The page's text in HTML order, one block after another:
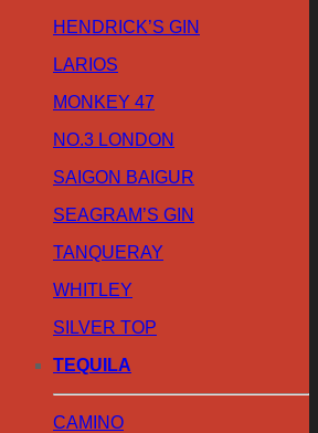
HENDRICK’S GIN
LARIOS
MONKEY 47
NO.3 LONDON
SAIGON BAIGUR
SEAGRAM’S GIN
TANQUERAY
WHITLEY
SILVER TOP
TEQUILA
CAMINO